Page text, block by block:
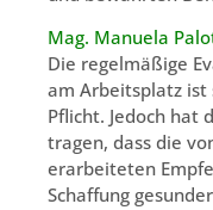
Mag. Manuela
Die regelmäßige
am Arbeitsplatz ist
Pflicht. Jedoch hat
tragen, dass die
erarbeiteten
Schaffung